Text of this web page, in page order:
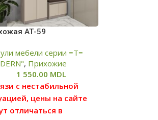
АТ-59
мебели серии =Т=
, Прихожие
1 550.00 MDL
с нестабильной
цены на сайте
отличаться в